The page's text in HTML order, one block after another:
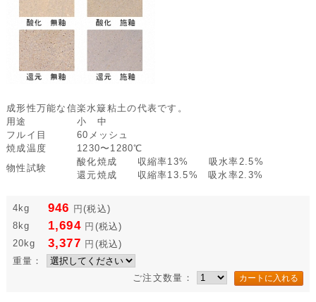
成形性万能な信楽水簸粘土の代表です。
用途
小 中
フルイ目
60メッシュ
焼成温度
1230〜1280℃
物性試験
酸化焼成 収縮率13% 吸水率2.5%
還元焼成 収縮率13.5% 吸水率2.3%
4kg 946 円 (税込)
8kg
1,694 円 (税込)
20kg
3,377 円 (税込)
重量：
ご注文数量：